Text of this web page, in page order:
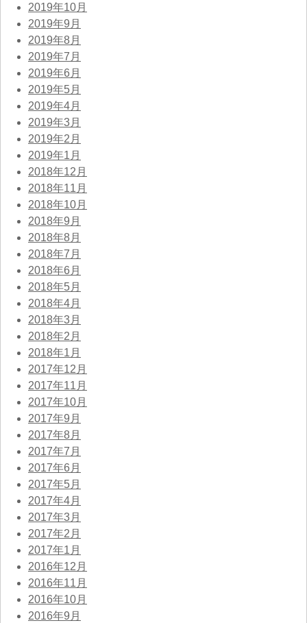
2019年10月
2019年9月
2019年8月
2019年7月
2019年6月
2019年5月
2019年4月
2019年3月
2019年2月
2019年1月
2018年12月
2018年11月
2018年10月
2018年9月
2018年8月
2018年7月
2018年6月
2018年5月
2018年4月
2018年3月
2018年2月
2018年1月
2017年12月
2017年11月
2017年10月
2017年9月
2017年8月
2017年7月
2017年6月
2017年5月
2017年4月
2017年3月
2017年2月
2017年1月
2016年12月
2016年11月
2016年10月
2016年9月